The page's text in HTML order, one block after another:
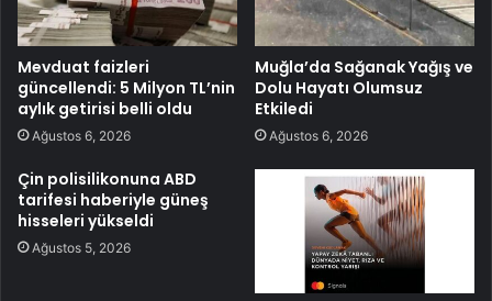
Mevduat faizleri
güncellendi: 5 Milyon TL’nin
aylık getirisi belli oldu
Ağustos 6, 2026
Muğla’da Sağanak Yağış ve
Dolu Hayatı Olumsuz
Etkiledi
Ağustos 6, 2026
Çin polisilikonuna ABD
tarifesi haberiyle güneş
hisseleri yükseldi
Ağustos 5, 2026